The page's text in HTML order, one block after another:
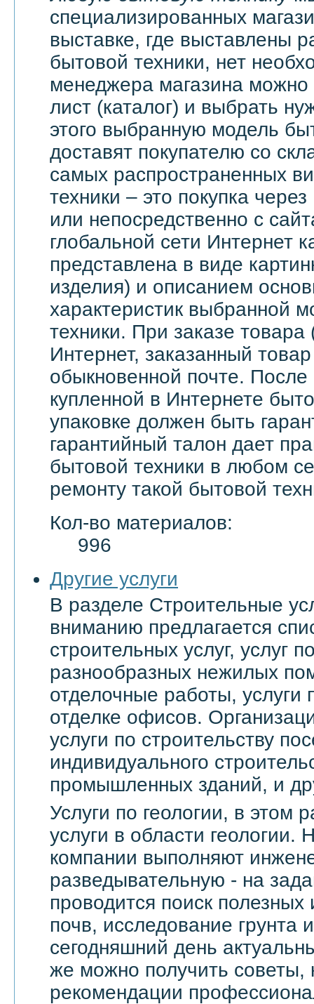
специализированных
выставке, где выставлены
бытовой техники, нет
менеджера магазина можно
лист (каталог) и выбрать
этого выбранную модель
доставят покупателю со
самых распространенных
техники – это покупка
или непосредственно с
глобальной сети Интернет
представлена в виде
изделия) и описанием
характеристик выбранной
техники. При заказе товара
Интернет, заказанный
обыкновенной почте. После
купленной в Интернете
упаковке должен быть
гарантийный талон дает
бытовой техники в любом
ремонту такой бытовой
Кол-во материалов:
996
Другие услуги
В разделе Строительные
вниманию предлагается
строительных услуг, услуг
разнообразных нежилых
отделочные работы, услуги
отделке офисов.
услуги по строительству
индивидуального
промышленных зданий, и
Услуги по геологии, в этом
услуги в области
компании выполняют
разведывательную - на
проводится поиск
почв, исследование грунта
сегодняшний день
же можно получить советы,
рекомендации